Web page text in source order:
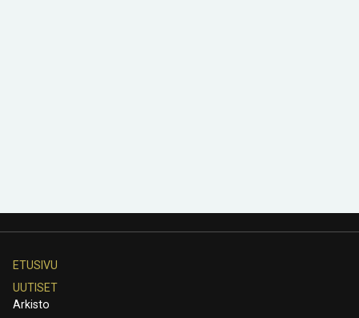
ETUSIVU
UUTISET
Arkisto